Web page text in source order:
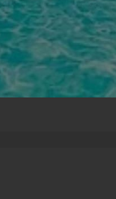
MXN /noche
602,18 MXNpara 1 noche
y tasas no incluidos